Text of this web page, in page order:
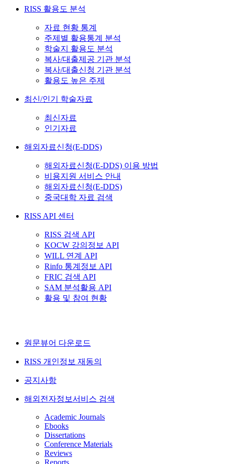
RISS 활용도 분석
자료 현황 통계
주제별 활용통계 분석
학술지 활용도 분석
복사/대출제공 기관 분석
복사/대출신청 기관 분석
활용도 높은 주제
최신/인기 학술자료
최신자료
인기자료
해외자료신청(E-DDS)
해외자료신청(E-DDS) 이용 방법
비용지원 서비스 안내
해외자료신청(E-DDS)
중국대학 자료 검색
RISS API 센터
RISS 검색 API
KOCW 강의정보 API
WILL 연계 API
Rinfo 통계정보 API
FRIC 검색 API
SAM 분석활용 API
활용 및 참여 현황
원문뷰어 다운로드
RISS 개인정보 재동의
공지사항
해외전자정보서비스 검색
Academic Journals
Ebooks
Dissertations
Conference Materials
Reviews
Reports